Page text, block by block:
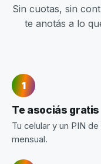
Sin cuotas, sin
te anotás a lo
Te asociás gratis
Tu celular y un PIN
mensual.